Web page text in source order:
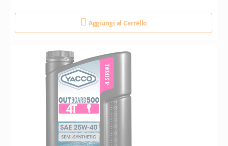
Aggiungi al Carrello